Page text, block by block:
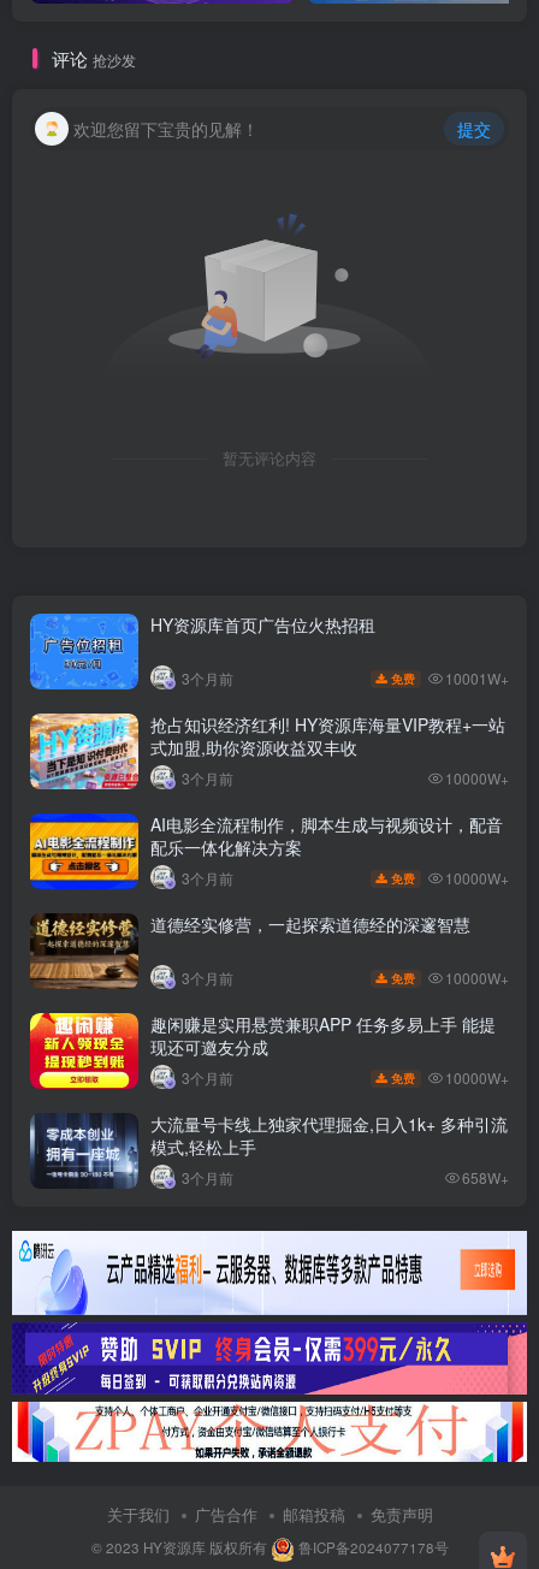
评论 抢沙发
欢迎您留下宝贵的见解！ 提交
暂无评论内容
HY资源库首页广告位火热招租
3个月前 免费 10001W+
抢占知识经济红利! HY资源库海量VIP教程+一站
式加盟,助你资源收益双丰收
3个月前 10000W+
AI电影全流程制作，脚本生成与视频设计，配音
配乐一体化解决方案
3个月前 免费 10000W+
道德经实修营，一起探索道德经的深邃智慧
3个月前 免费 10000W+
趣闲赚是实用悬赏兼职APP 任务多易上手 能提
现还可邀友分成
3个月前 免费 10000W+
大流量号卡线上独家代理掘金,日入1k+ 多种引流
模式,轻松上手
3个月前 658W+
关于我们 广告合作 邮箱投稿 免责声明
© 2023 HY资源库版权所有 鲁ICP备2024077178号